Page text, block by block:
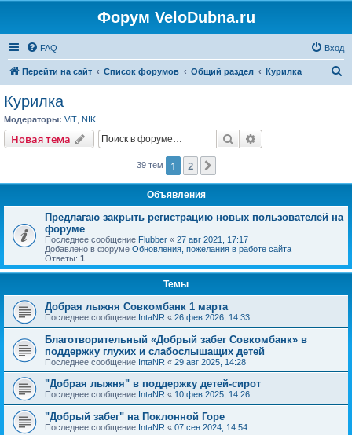
Форум VeloDubna.ru
FAQ Вход
Перейти на сайт Список форумов Общий раздел Курилка
Курилка
Модераторы: ViT NIK
Новая тема Поиск
39 тем 1 2
Объявления
Предлагаю закрыть регистрацию новых пользователей на
форуме
Последнее сообщение Flubber « 27 авг 2021, 17:17
Добавлено в форуме Обновления, пожелания в работе сайта
Ответы: 1
Темы
Добрая лыжня Совкомбанк 1 марта
Последнее сообщение IntaNR « 26 фев 2026, 14:33
Благотворительный «Добрый забег Совкомбанк» в
поддержку глухих и слабослышащих детей
Последнее сообщение IntaNR « 29 авг 2025, 14:28
"Добрая лыжня" в поддержку детей-сирот
Последнее сообщение IntaNR « 10 фев 2025, 14:26
"Добрый забег" на Поклонной Горе
Последнее сообщение IntaNR « 07 сен 2024, 14:54